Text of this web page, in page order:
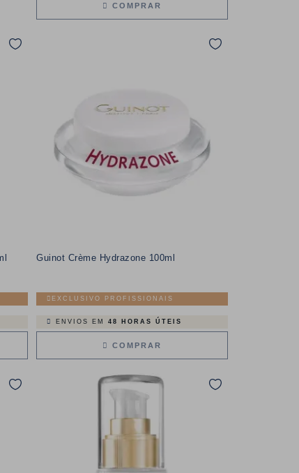
COMPRAR
Guinot Crème Hydrazone 100ml
EXCLUSIVO PROFISSIONAIS
ENVIOS EM48 HORAS ÚTEIS
COMPRAR